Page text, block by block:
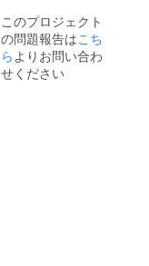
このプロジェクト
の問題報告はこち
ら よりお問い合わ
せください